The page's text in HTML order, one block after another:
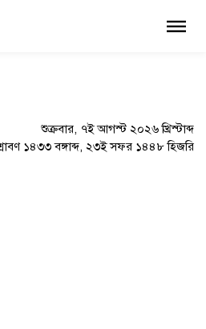
শুক্রবার, ৭ই আগস্ট ২০২৬ খ্রিস্টাব্দ
১৪৩৩ বঙ্গাব্দ, ২৩ই সফর ১৪৪৮ হিজরি
×